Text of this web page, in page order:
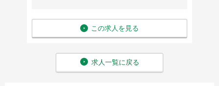
この求人を見る
求人一覧に戻る